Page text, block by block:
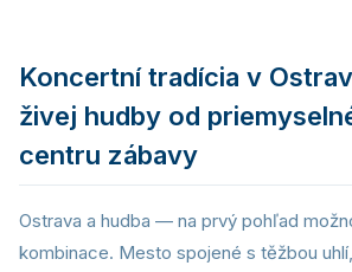
Koncertní tradícia v
živej hudby od
centru zábavy
Ostrava a hudba — na prvý pohľad
kombinace. Mesto spojené s těžbou